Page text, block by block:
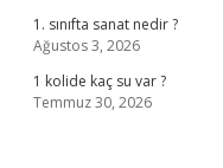
1. sınıfta sanat nedir ?
Ağustos 3, 2026
1 kolide kaç su var ?
Temmuz 30, 2026